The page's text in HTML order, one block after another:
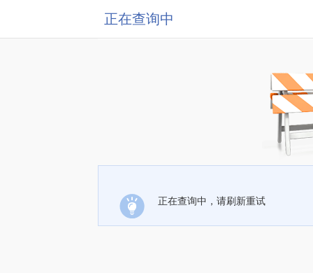
正在查询中
正在查询中，请刷新重试